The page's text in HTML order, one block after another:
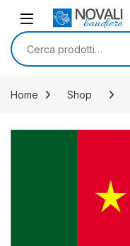
Skip to navigation
Skip to content
Cerca:
Home Shop